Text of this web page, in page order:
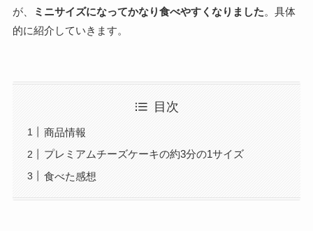
が、
ミニサイズになってかなり食べやすくなりました。具体
的に紹介していきます。
目次
商品情報
プレミアムチーズケーキの約3分の1サイズ
食べた感想